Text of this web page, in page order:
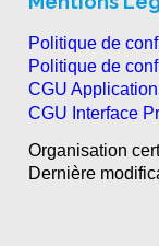
Politique de
Politique de
CGU
CGU Interface
Organisation
Dernière